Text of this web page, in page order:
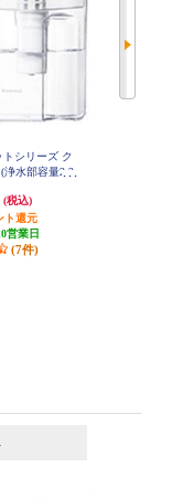
シリーズ ク
浄水部容量2.2
(税込)
ト還元
営業日
(7件)